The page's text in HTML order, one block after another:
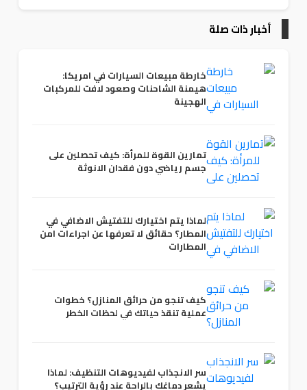
أخبار ذات صلة
خارطة مبيعات السيارات في امريكا:
هيمنة الشاحنات وصعود لافت للمركبات
الهجينة
تمارين القوة للمرأة: كيف تحصلين على
جسم رياضي دون فقدان الانوثة
لماذا يتم اختيارك للتفتيش الاضافي في
المطار؟ حقائق لا تعرفها عن اجراءات امن
المطارات
كيف تنجو من حرائق المنازل؟ خطوات
عملية تنقذ حياتك في لحظات الخطر
سر الانجذاب لفيديوهات التنظيف: لماذا
يشعر دماغك بالراحة عند رؤية الترتيب؟